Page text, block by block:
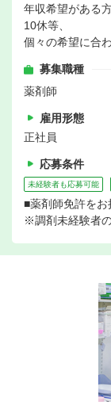
年収希望がある
10休等、
個々の希望に合
募集職種
薬剤師
雇用形態
正社員
応募条件
未経験者も応募可能
■薬剤師免許をお
※調剤未経験者